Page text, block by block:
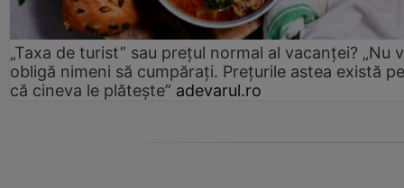
„Taxa de turist” sau prețul normal al vacanței? „Nu
obligă nimeni să cumpărați. Prețurile astea există
că cineva le plătește” adevarul.ro